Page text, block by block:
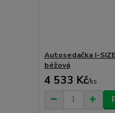
Autosedačka I-
béžová
4 533 Kč/ks